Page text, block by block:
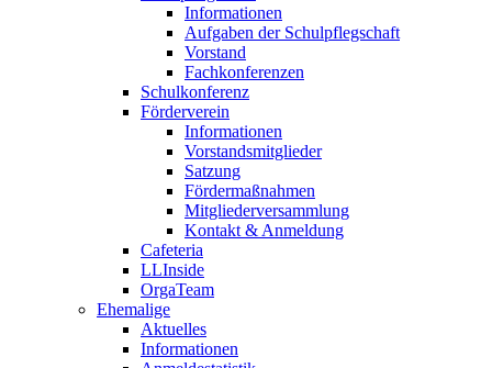
Informationen
Aufgaben der Schulpflegschaft
Vorstand
Fachkonferenzen
Schulkonferenz
Förderverein
Informationen
Vorstandsmitglieder
Satzung
Fördermaßnahmen
Mitgliederversammlung
Kontakt & Anmeldung
Cafeteria
LLInside
OrgaTeam
Ehemalige
Aktuelles
Informationen